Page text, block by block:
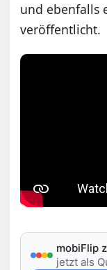
und ebenfalls
veröffentlicht.
mobiFlip
jetzt als